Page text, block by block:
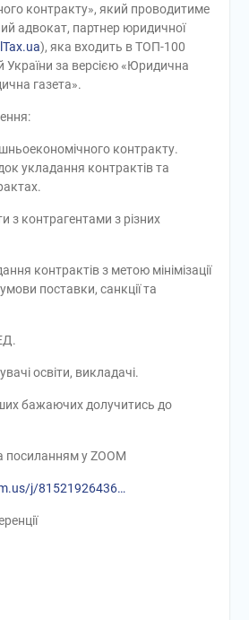
контракту», який проводитиме
адвокат, партнер юридичної
), яка входить в ТОП-100
України за версією «Юридична
газета».
контракту.
укладання контрактів та
з контрагентами з різних
контрактів з метою мінімізації
поставки, санкції та
освіти, викладачі.
бажаючих долучитись до
посиланням у ZOOM
j/81521926436…